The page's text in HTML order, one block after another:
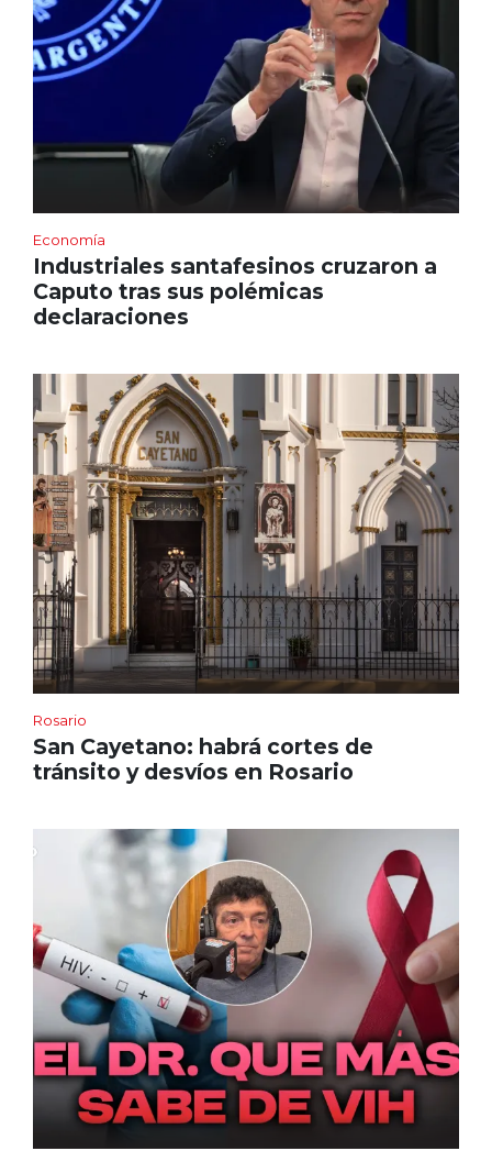
Economía
Industriales santafesinos cruzaron a
Caputo tras sus polémicas
declaraciones
Rosario
San Cayetano: habrá cortes de
tránsito y desvíos en Rosario